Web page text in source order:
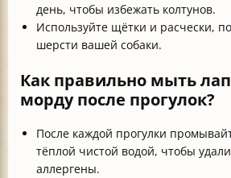
день, чтобы избежать колтунов.
Используйте щётки и расчески,
шерсти вашей собаки.
Как правильно мыть
морду после прогулок?
После каждой прогулки
тёплой чистой водой, чтобы
аллергены.